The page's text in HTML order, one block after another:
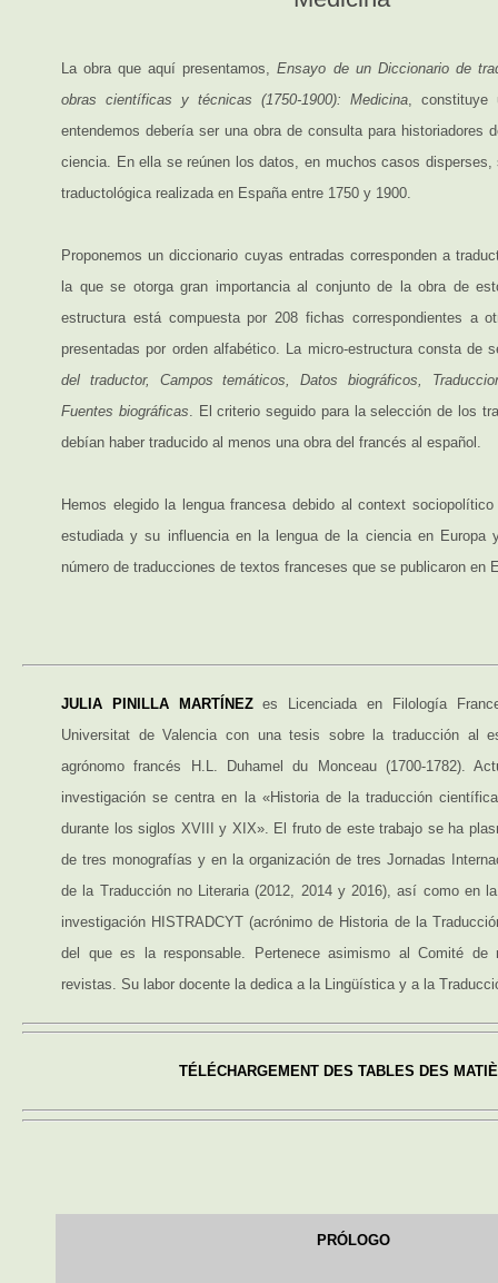
La obra que aquí presentamos,Ensayo de un Diccionario de
obras científicas y técnicas (1750-1900): Medicina ,
entendemos debería ser una obra de consulta para historiadores
ciencia. En ella se reúnen los datos, en muchos casos disperses,
traductológica realizada en España entre 1750 y 1900.
Proponemos un diccionario cuyas entradas corresponden a
la que se otorga gran importancia al conjunto de la obra de
estructura está compuesta por 208 fichas correspondientes a
presentadas por orden alfabético. La micro-estructura consta de
del traductor, Campos temáticos, Datos biográficos,
Fuentes biográficas . El criterio seguido para la selección de los
debían haber traducido al menos una obra del francés al español.
Hemos elegido la lengua francesa debido al context
estudiada y su influencia en la lengua de la ciencia en Europa
número de traducciones de textos franceses que se publicaron en
JULIA PINILLA MARTÍNEZes Licenciada en Filología
Universitat de Valencia con una tesis sobre la traducción al
agrónomo francés H.L. Duhamel du Monceau (1700-1782).
investigación se centra en la «Historia de la traducción
durante los siglos XVIII y XIX». El fruto de este trabajo se ha
de tres monografías y en la organización de tres Jornadas
de la Traducción no Literaria (2012, 2014 y 2016), así como en
investigación HISTRADCYT (acrónimo de Historia de la
del que es la responsable. Pertenece asimismo al Comité de
revistas. Su labor docente la dedica a la Lingüística y a la
TÉLÉCHARGEMENT DES TABLES DES
PRÓLOGO